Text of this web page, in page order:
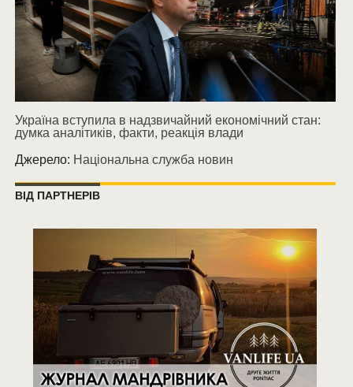
Україна вступила в надзвичайний економічний стан:
думка аналітиків, факти, реакція влади
Джерело: Національна служба новин
ВІД ПАРТНЕРІВ